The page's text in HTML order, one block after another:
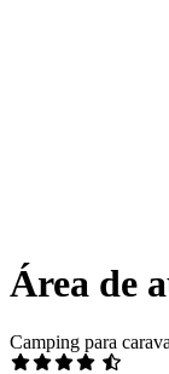
Área de
Camping para